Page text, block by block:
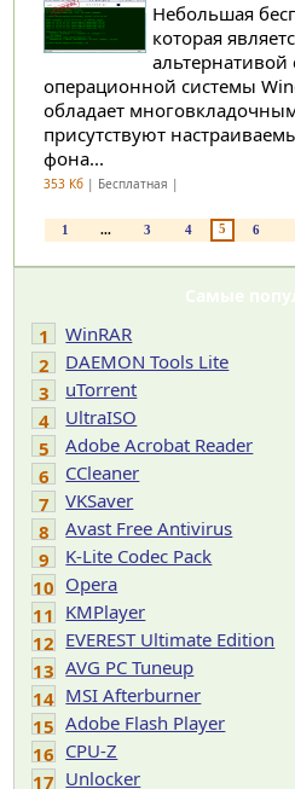
Небольшая
которая
альтернативой
операционной системы
обладает
присутствуют
фона...
353 Кб| Бесплатная |
1 ... 3 4 5 6
Самые
1
WinRAR
2
DAEMON Tools Lite
3
uTorrent
4
UltraISO
5
Adobe Acrobat Reader
6
CCleaner
7
VKSaver
8
Avast Free Antivirus
9
K-Lite Codec Pack
10 Opera
11 KMPlayer
12 EVEREST Ultimate Edition
13 AVG PC Tuneup
14 MSI Afterburner
15 Adobe Flash Player
16 CPU-Z
17 Unlocker